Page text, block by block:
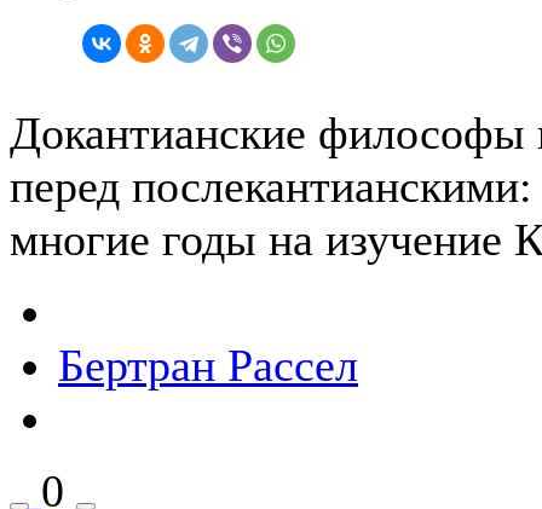
Докантианские
перед
многие годы на изучение
Бертран Рассел
0